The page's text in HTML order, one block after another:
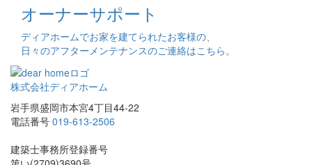
オーナーサポート
ディアホームでお家を建てられたお客様の、
日々のアフターメンテナンスのご連絡はこちら。
株式会社ディアホーム
岩手県盛岡市本宮4丁目44-22
電話番号 019-613-2506
建築士事務所登録番号